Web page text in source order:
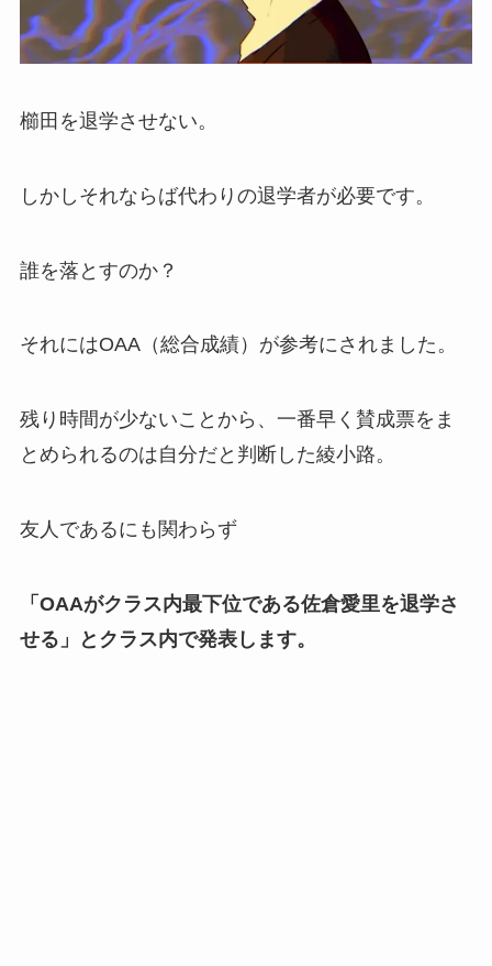
櫛田を退学させない。
しかしそれならば代わりの退学者が必要です。
誰を落とすのか？
それにはOAA（総合成績）が参考にされました。
残り時間が少ないことから、一番早く賛成票をま
とめられるのは自分だと判断した綾小路。
友人であるにも関わらず
「OAAがクラス内最下位である佐倉愛里を退学さ
せる」とクラス内で発表します。